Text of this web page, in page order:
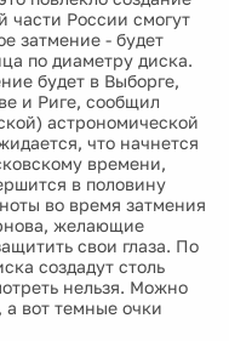
части России смогут
затмение - будет
по диаметру диска.
будет в Выборге,
и Риге, сообщил
астрономической
что начнется
времени,
в половину
во время затмения
желающие
свои глаза. По
создадут столь
нельзя. Можно
а вот темные очки